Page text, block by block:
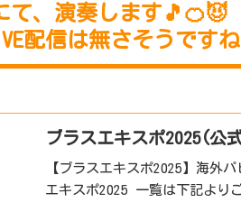
て、演奏します🎵🍊😈
配信は無さそう
ブラスエキスポ2025(公
【ブラスエキスポ2025】海外
エキスポ2025 一覧は下記より